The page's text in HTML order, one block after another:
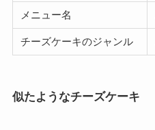
メニュー名
チーズケーキのジャンル
似たようなチーズケーキ